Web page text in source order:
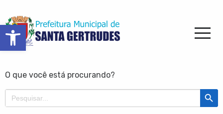
Barra de Ferramentas Aberta
O que você está procurando?
Search
for:
Search